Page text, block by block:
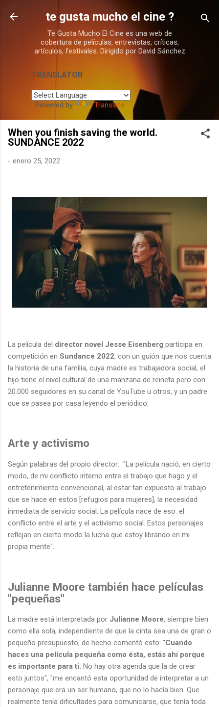
Ir al contenido principal
te gusta mucho el cine ?
Te Gusta Mucho El Cine es una web de
cobertura de películas, entrevistas, críticas,
artículos, festivales. Dirigido por David Sánchez
TRANSLATOR
Powered by Translate
When you finish saving the world.
SUNDANCE 2022
- enero 25, 2022
La película del director novel Jesse Eisenberg participa en
competición en Sundance 2022, con un guión que nos cuenta
la historia de una familia, cuya madre es trabajadora social, el
hijo tiene el nivel cultural de una manzana de reineta pero con
20.000 seguidores en su canal de YouTube u otros, y un padre
que se pasea por casa leyendo el periódico.
Arte y activismo
Según palabras del propio director: "La película nació, en cierto
modo, de mi conflicto interno entre el trabajo que hago y el
entretenimiento convencional, al estar tan expuesto al trabajo
que se hace en estos [refugios para mujeres], la necesidad
inmediata de servicio social. La película nace de eso: el
conflicto entre el arte y el activismo social. Estos personajes
reflejan en cierto modo la lucha que estoy librando en mi
propia mente".
Julianne Moore también hace películas
"pequeñas"
La madre está interpretada por Julianne Moore, siempre bien
como ella sola, independiente de que la cinta sea una de gran o
pequeño presupuesto, de hecho comentó esto: "Cuando
haces una película pequeña como ésta, estás ahí porque
es importante para ti. No hay otra agenda que la de crear
esto juntos", "me encantó esta oportunidad de interpretar a un
personaje que era un ser humano, que no lo hacía bien. Que
realmente tenía dificultades para comunicarse, que tenía toda